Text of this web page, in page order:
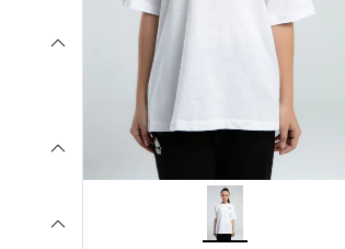
Sporcu Sütyeni
Eşofman Üstü
Sweatshirt
Eşofman Altı
Yağmurluk
Yelek
Mayo
Eşofman Üstü
Eşofman Altı
Yağmurluk
Yelek
Mont